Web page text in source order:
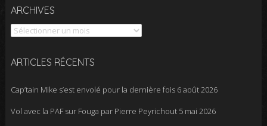
ARCHIVES
Archives
ARTICLES RÉCENTS
Cap’tain Mike s’est envolé pour la dernière fois 6 août 2026
Vol avec la PAF sur Fouga par Pierre Peyrichout 5 mai 2026